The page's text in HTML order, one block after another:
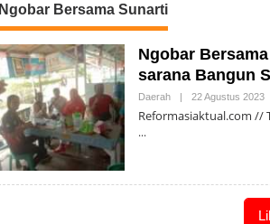
Ngobar Bersama Sunarti
Ngobar
sarana Bangun
Daerah | 22 Agustus 2023
Reformasiaktual.com //